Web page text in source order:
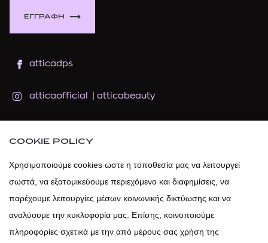
ΕΓΓΡΑΦΗ
atticadps
atticaofficial atticabeauty
atticadps
COOKIE POLICY
Χρησιμοποιούμε cookies ώστε η τοποθεσία μας να λειτουργεί
σωστά, να εξατομικεύουμε περιεχόμενο και διαφημίσεις, να
παρέχουμε λειτουργίες μέσων κοινωνικής δικτύωσης και να
αναλύουμε την κυκλοφορία μας. Επίσης, κοινοποιούμε
πληροφορίες σχετικά με την από μέρους σας χρήση της